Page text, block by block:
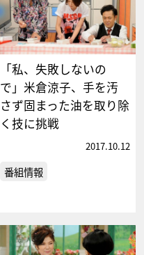
「私、失敗しないの
で」米倉涼子、手を汚
さず固まった油を取り除
く技に挑戦
2017.10.12
番組情報